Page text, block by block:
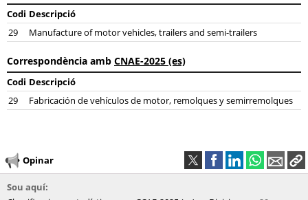
Codi Descripció
29
Manufacture of motor vehicles, trailers and semi-trailers
Correspondència amb CNAE-2025 (es)
Codi Descripció
29
Fabricación de vehículos de motor, remolques y semirremolques
Opinar
Sou aquí: